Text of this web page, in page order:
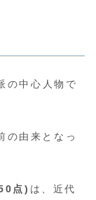
の中心人物で
の由来となっ
点) は、近代